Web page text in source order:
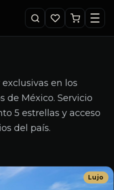
en los
de México. Servicio
5 estrellas y acceso
del país.
Lujo